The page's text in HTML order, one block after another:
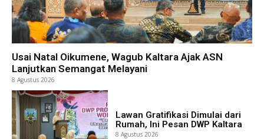
Usai Natal Oikumene, Wagub Kaltara Ajak ASN
Lanjutkan Semangat Melayani
8 Agustus 2026
Lawan Gratifikasi Dimulai dari
Rumah, Ini Pesan DWP Kaltara
8 Agustus 2026